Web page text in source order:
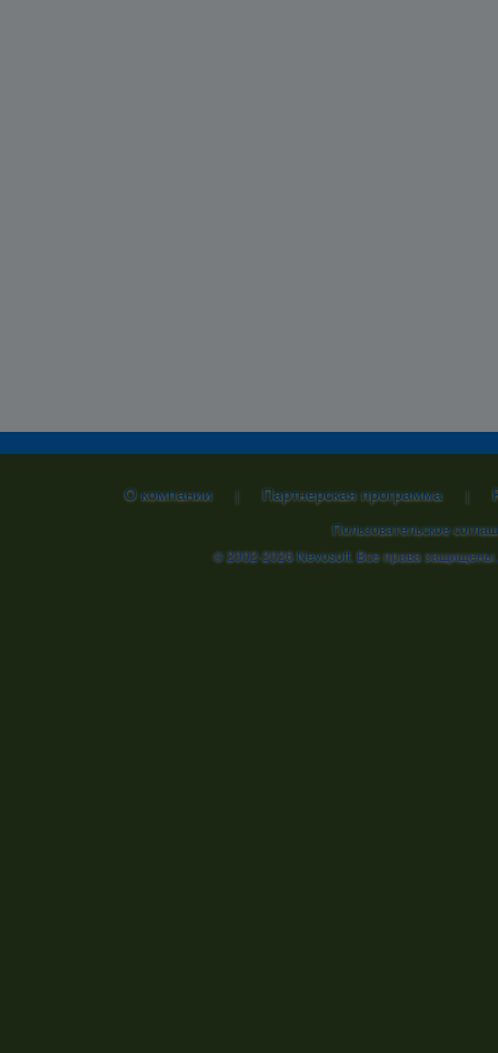
О компании | Партнерская программа |
Пользовательское
© 2002-2026Nevosoft. Все права защищены